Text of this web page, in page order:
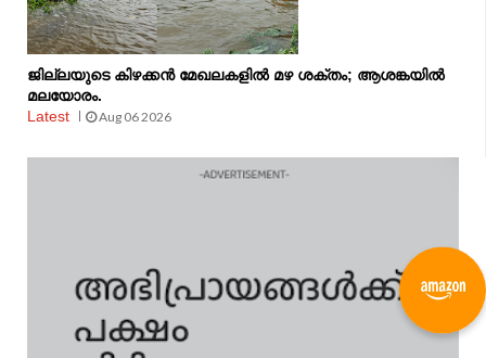
ജില്ലയുടെ കിഴക്കൻ മേഖലകളിൽ മഴ ശക്തം; ആശങ്കയിൽ
മലയോരം.
Latest
Aug 06 2026